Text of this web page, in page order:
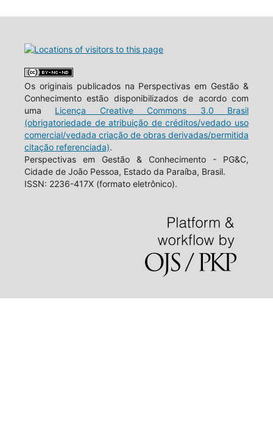
Os originais publicados na Perspectivas em Gestão &
Conhecimento estão disponibilizados de acordo com
uma Licença Creative Commons 3.0 Brasil
(obrigatoriedade de atribuição de créditos/vedado uso
comercial/vedada criação de obras derivadas/permitida
citação referenciada).
Perspectivas em Gestão & Conhecimento - PG&C,
Cidade de João Pessoa, Estado da Paraíba, Brasil.
ISSN: 2236-417X (formato eletrônico).